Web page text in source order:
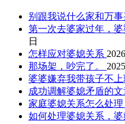
别跟我说什么家和万事
第一次去婆家过年，
日
怎样应对婆媳关系
那场架，吵完了。
婆婆嫌弃我带孩子不上
成功调解婆媳矛盾的文
家庭婆媳关系怎么处理
如何处理婆媳关系，